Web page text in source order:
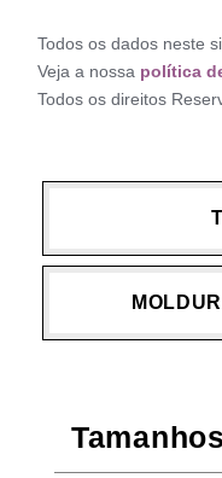
Todos os dados neste
Veja a nossa política
Todos os direitos